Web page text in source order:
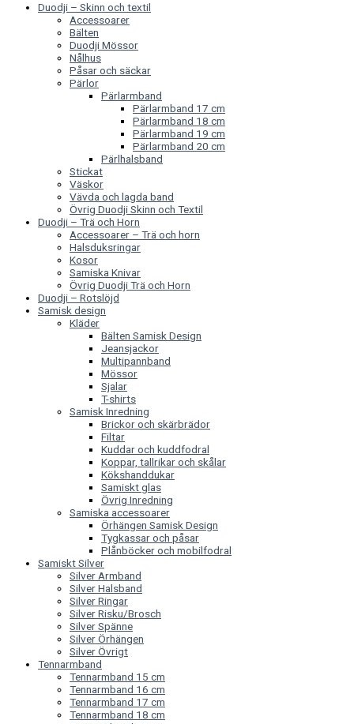
Duodji – Skinn och textil
Accessoarer
Bälten
Duodji Mössor
Nålhus
Påsar och säckar
Pärlor
Pärlarmband
Pärlarmband 17 cm
Pärlarmband 18 cm
Pärlarmband 19 cm
Pärlarmband 20 cm
Pärlhalsband
Stickat
Väskor
Vävda och lagda band
Övrig Duodji Skinn och Textil
Duodji – Trä och Horn
Accessoarer – Trä och horn
Halsduksringar
Kosor
Samiska Knivar
Övrig Duodji Trä och Horn
Duodji – Rotslöjd
Samisk design
Kläder
Bälten Samisk Design
Jeansjackor
Multipannband
Mössor
Sjalar
T-shirts
Samisk Inredning
Brickor och skärbrädor
Filtar
Kuddar och kuddfodral
Koppar, tallrikar och skålar
Kökshanddukar
Samiskt glas
Övrig Inredning
Samiska accessoarer
Örhängen Samisk Design
Tygkassar och påsar
Plånböcker och mobilfodral
Samiskt Silver
Silver Armband
Silver Halsband
Silver Ringar
Silver Risku/Brosch
Silver Spänne
Silver Örhängen
Silver Övrigt
Tennarmband
Tennarmband 15 cm
Tennarmband 16 cm
Tennarmband 17 cm
Tennarmband 18 cm